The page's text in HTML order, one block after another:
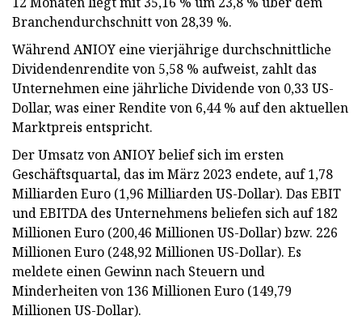
Branchendurchschnitt von 28,39 %.
Während ANIOY eine vierjährige durchschnittliche
Dividendenrendite von 5,58 % aufweist, zahlt das
Unternehmen eine jährliche Dividende von 0,33 US-
Dollar, was einer Rendite von 6,44 % auf den aktuellen
Marktpreis entspricht.
Der Umsatz von ANIOY belief sich im ersten
Geschäftsquartal, das im März 2023 endete, auf 1,78
Milliarden Euro (1,96 Milliarden US-Dollar). Das EBIT
und EBITDA des Unternehmens beliefen sich auf 182
Millionen Euro (200,46 Millionen US-Dollar) bzw. 226
Millionen Euro (248,92 Millionen US-Dollar). Es
meldete einen Gewinn nach Steuern und
Minderheiten von 136 Millionen Euro (149,79
Millionen US-Dollar).